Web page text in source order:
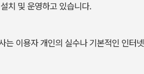
치 및 운영하고 있습니다.
이용자 개인의 실수나 기본적인 인터넷